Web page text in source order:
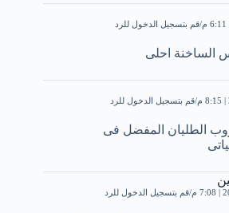
قم بتسجيل الدخول للرد
الساخنة احلى
قم بتسجيل الدخول للرد
الطليان المفضل فى
قم بتسجيل الدخول للرد